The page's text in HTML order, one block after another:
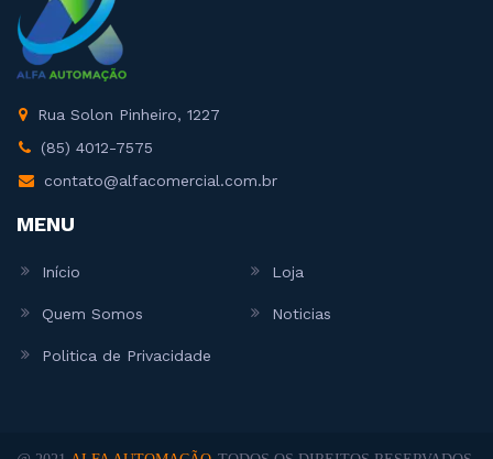
Rua Solon Pinheiro, 1227
(85) 4012-7575
contato@alfacomercial.com.br
MENU
Início Loja
Quem Somos Noticias
Politica de Privacidade